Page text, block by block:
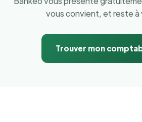
vous convient, et reste à
Trouver mon